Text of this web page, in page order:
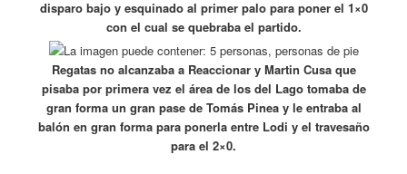
disparo bajo y esquinado al primer palo para poner el 1×0
con el cual se quebraba el partido.
Regatas no alcanzaba a Reaccionar y Martin Cusa que
pisaba por primera vez el área de los del Lago tomaba de
gran forma un gran pase de Tomás Pinea y le entraba al
balón en gran forma para ponerla entre Lodi y el travesaño
para el 2×0.